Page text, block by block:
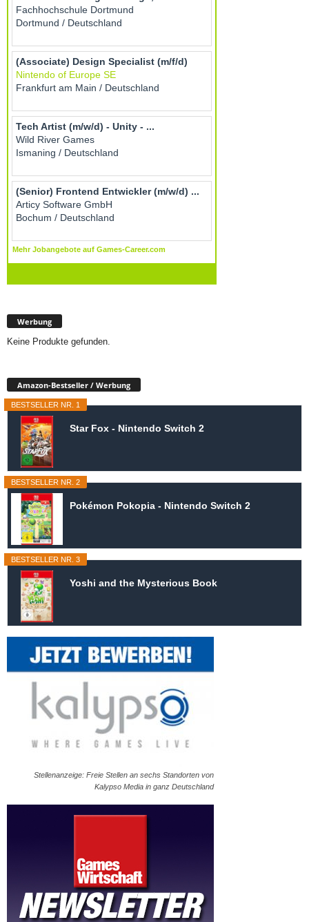
Werbung
Keine Produkte gefunden.
Amazon-Bestseller / Werbung
BESTSELLER NR. 1
Star Fox - Nintendo Switch 2
BESTSELLER NR. 2
Pokémon Pokopia - Nintendo Switch 2
BESTSELLER NR. 3
Yoshi and the Mysterious Book
Stellenanzeige: Freie Stellen an sechs Standorten von
Kalypso Media in ganz Deutschland